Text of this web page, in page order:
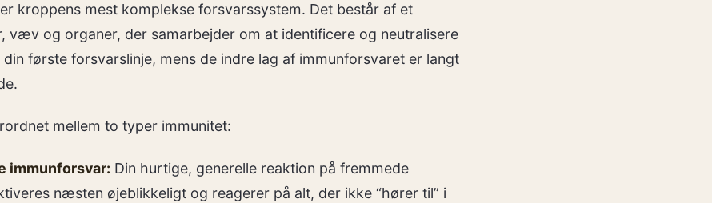
kroppens mest komplekse forsvarssystem. Det består af et
væv og organer, der samarbejder om at identificere og neutralisere
din første forsvarslinje, mens de indre lag af immunforsvaret er langt
mellem to typer immunitet:
immunforsvar: Din hurtige, generelle reaktion på fremmede
næsten øjeblikkeligt og reagerer på alt, der ikke “hører til” i